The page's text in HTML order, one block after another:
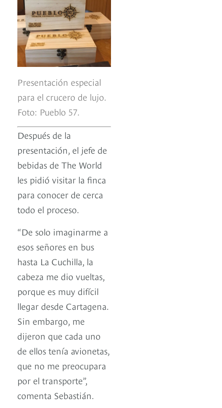
Presentación especial
para el crucero de lujo.
Foto: Pueblo 57.
Después de la
presentación, el jefe de
bebidas de The World
les pidió visitar la finca
para conocer de cerca
todo el proceso.
“De solo imaginarme a
esos señores en bus
hasta La Cuchilla, la
cabeza me dio vueltas,
porque es muy difícil
llegar desde Cartagena.
Sin embargo, me
dijeron que cada uno
de ellos tenía avionetas,
que no me preocupara
por el transporte”,
comenta Sebastián.